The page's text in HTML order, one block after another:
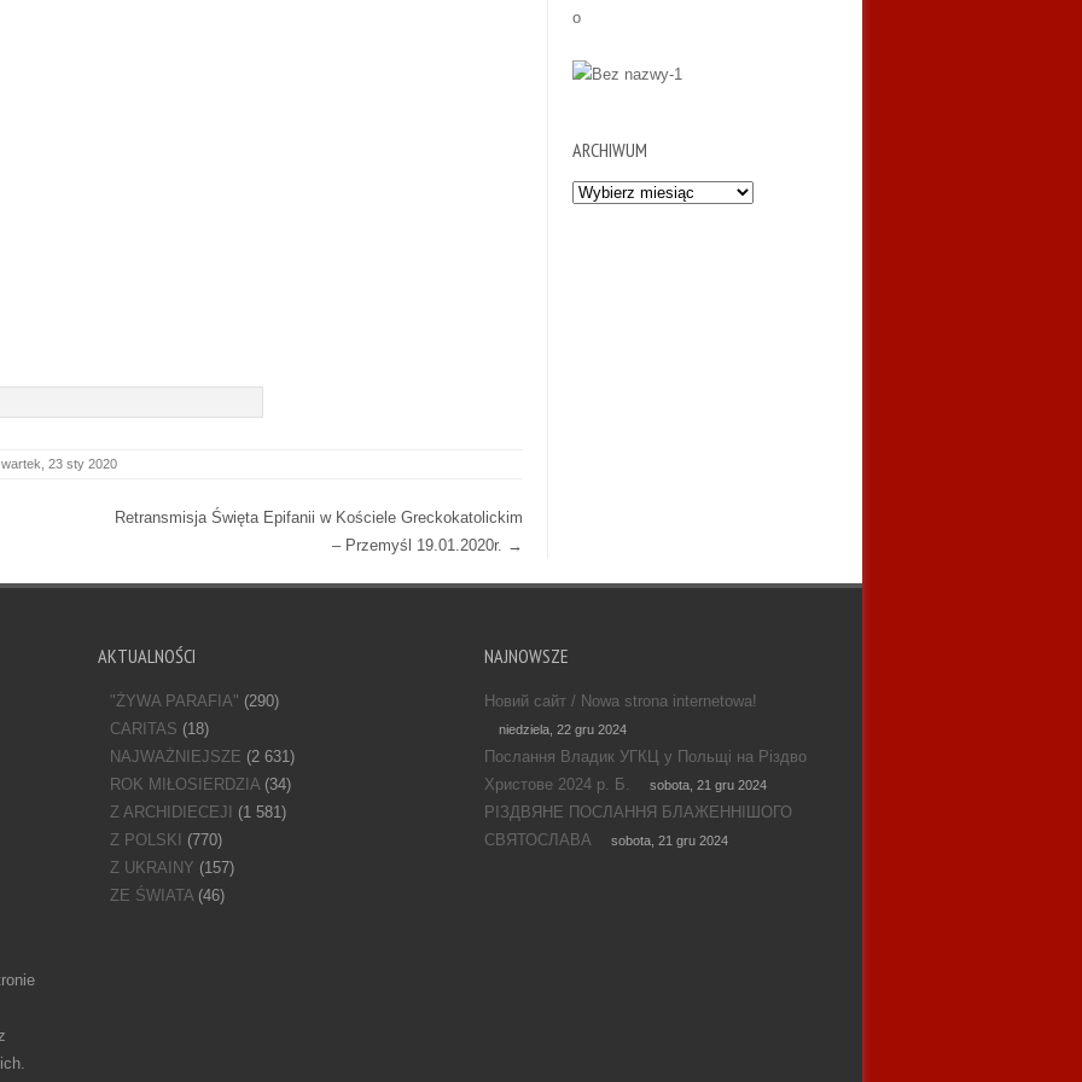
23 sty 2020
Retransmisja Święta Epifanii w Kościele Greckokatolickim
– Przemyśl 19.01.2020r. →
ARCHIWUM
Archiwum
AKTUALNOŚCI
"ŻYWA PARAFIA" (290)
CARITAS (18)
NAJWAŻNIEJSZE (2 631)
ROK MIŁOSIERDZIA(34)
Z ARCHIDIECEJI
(1 581)
Z POLSKI
(770)
Z UKRAINY (157)
ZE ŚWIATA(46)
NAJNOWSZE
Новий сайт / Nowa strona internetowa!
niedziela, 22 gru 2024
Послання Владик УГКЦ у Польщі на Різдво
Христове 2024 р. Б.
sobota, 21 gru 2024
РІЗДВЯНЕ ПОСЛАННЯ БЛАЖЕННІШОГО
СВЯТОСЛАВА
sobota, 21 gru 2024